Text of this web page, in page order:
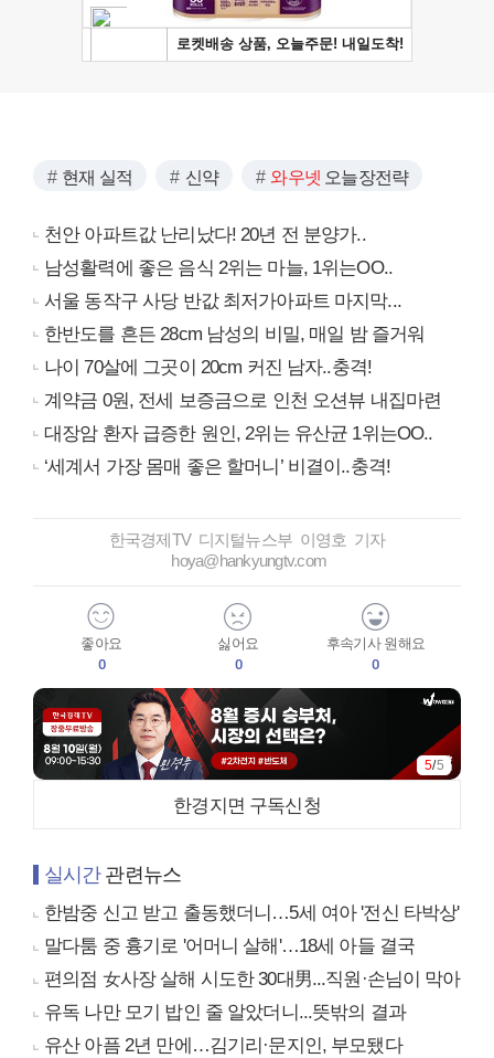
현재 실적 신약 와우넷 오늘장전략
천안 아파트값 난리났다! 20년 전 분양가..
남성활력에 좋은 음식 2위는 마늘, 1위는OO..
서울 동작구 사당 반값 최저가아파트 마지막...
한반도를 흔든 28cm 남성의 비밀, 매일 밤 즐거워
나이 70살에 그곳이 20cm 커진 남자..충격!
계약금 0원, 전세 보증금으로 인천 오션뷰 내집마련
대장암 환자 급증한 원인, 2위는 유산균 1위는OO..
‘세계서 가장 몸매 좋은 할머니’ 비결이..충격!
한국경제TV 디지털뉴스부 이영호 기자
hoya@hankyungtv.com
좋아요
0
싫어요
0
후속기사 원해요
0
5/5
한경지면 구독신청
실시간관련뉴스
한밤중 신고 받고 출동했더니…5세 여아 '전신 타박상'
말다툼 중 흉기로 '어머니 살해'…18세 아들 결국
편의점 女사장 살해 시도한 30대男...직원·손님이 막아
유독 나만 모기 밥인 줄 알았더니...뜻밖의 결과
유산 아픔 2년 만에…김기리·문지인, 부모됐다